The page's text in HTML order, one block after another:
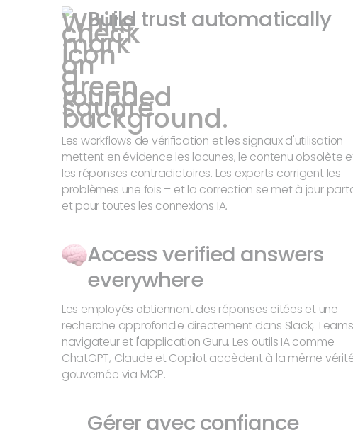
Build trust automatically
Les workflows de vérification et les signaux d'utilisation
mettent en évidence les lacunes, le contenu obsolète
les réponses contradictoires. Les experts corrigent les
problèmes une fois – et la correction se met à jour
et pour toutes les connexions IA.
Access verified answers
everywhere
Les employés obtiennent des réponses citées et une
recherche approfondie directement dans Slack,
navigateur et l'application Guru. Les outils IA comme
ChatGPT, Claude et Copilot accèdent à la même
gouvernée via MCP.
Gérer avec confiance